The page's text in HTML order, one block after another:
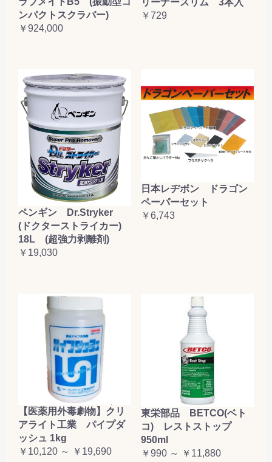
ンパクトスクラバー)
￥924,000
￥729
ペンギン Dr.Stryker
(ドクターストライカー)
18L (超強力剥離剤)
￥19,030
日本レヂボン ドラゴン
ペーパーセット
￥6,743
【医薬用外毒劇物】クリ
アライト工業 パイプダ
ッシュ 1kg
￥10,120 ～ ￥19,690
東栄部品 BETCO(ベト
コ) レストストップ
950ml
￥990 ～ ￥11,880